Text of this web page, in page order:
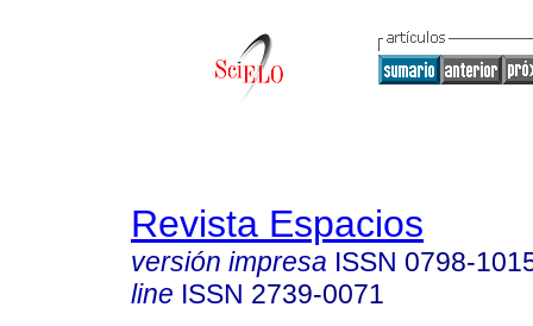
Revista Espacios
versión impresa ISSN 0798-
line ISSN 2739-0071